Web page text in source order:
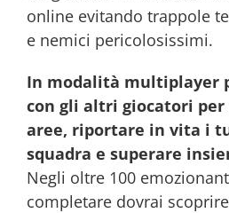
online evitando trappole
e nemici pericolosissimi.
In modalità multiplayer
con gli altri giocatori per
aree, riportare in vita i
squadra e superare
Negli oltre 100
completare dovrai